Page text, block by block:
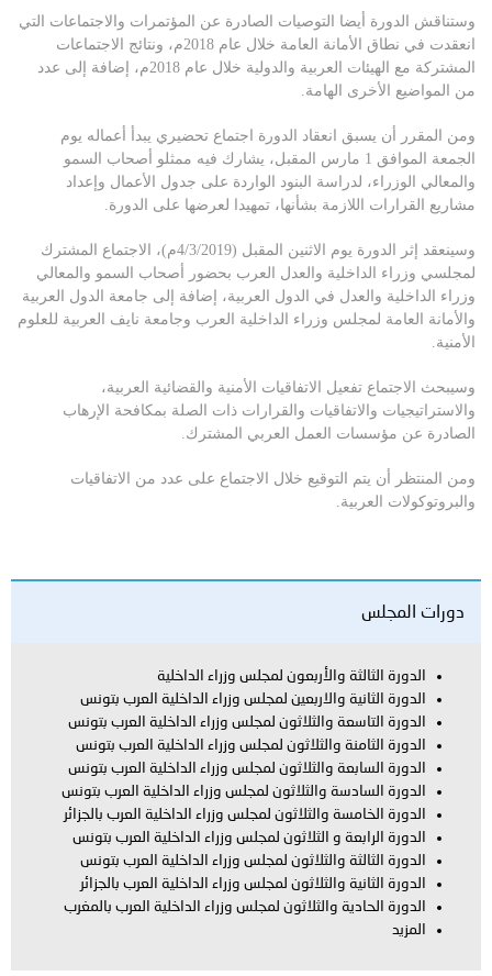
وستناقش الدورة أيضا التوصيات الصادرة عن المؤتمرات والاجتماعات التي
انعقدت في نطاق الأمانة العامة خلال عام 2018م، ونتائج الاجتماعات
المشتركة مع الهيئات العربية والدولية خلال عام 2018م، إضافة إلى عدد
من المواضيع الأخرى الهامة.
ومن المقرر أن يسبق انعقاد الدورة اجتماع تحضيري يبدأ أعماله يوم
الجمعة الموافق 1 مارس المقبل، يشارك فيه ممثلو أصحاب السمو
والمعالي الوزراء، لدراسة البنود الواردة على جدول الأعمال وإعداد
مشاريع القرارات اللازمة بشأنها، تمهيدا لعرضها على الدورة.
وسينعقد إثر الدورة يوم الاثنين المقبل (4/3/2019م)، الاجتماع المشترك
لمجلسي وزراء الداخلية والعدل العرب بحضور أصحاب السمو والمعالي
وزراء الداخلية والعدل في الدول العربية، إضافة إلى جامعة الدول العربية
والأمانة العامة لمجلس وزراء الداخلية العرب وجامعة نايف العربية للعلوم
الأمنية.
وسيبحث الاجتماع تفعيل الاتفاقيات الأمنية والقضائية العربية،
والاستراتيجيات والاتفاقيات والقرارات ذات الصلة بمكافحة الإرهاب
الصادرة عن مؤسسات العمل العربي المشترك.
ومن المنتظر أن يتم التوقيع خلال الاجتماع على عدد من الاتفاقيات
والبروتوكولات العربية.
دورات المجلس
الدورة الثالثة والأربعون لمجلس وزراء الداخلية
الدورة الثانية والاربعين لمجلس وزراء الداخلية العرب بتونس
الدورة التاسعة والثلاثون لمجلس وزراء الداخلية العرب بتونس
الدورة الثامنة والثلاثون لمجلس وزراء الداخلية العرب بتونس
الدورة السابعة والثلاثون لمجلس وزراء الداخلية العرب بتونس
الدورة السادسة والثلاثون لمجلس وزراء الداخلية العرب بتونس
الدورة الخامسة والثلاثون لمجلس وزراء الداخلية العرب بالجزائر
الدورة الرابعة و الثلاثون لمجلس وزراء الداخلية العرب بتونس
الدورة الثالثة والثلاثون لمجلس وزراء الداخلية العرب بتونس
الدورة الثانية والثلاثون لمجلس وزراء الداخلية العرب بالجزائر
الدورة الحادية والثلاثون لمجلس وزراء الداخلية العرب بالمغرب
المزيد